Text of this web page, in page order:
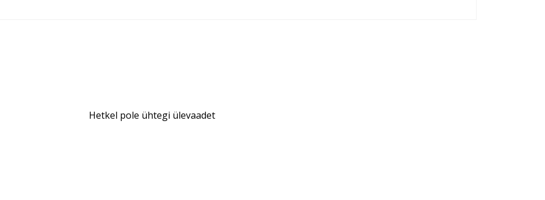
Hetkel pole ühtegi ülevaadet